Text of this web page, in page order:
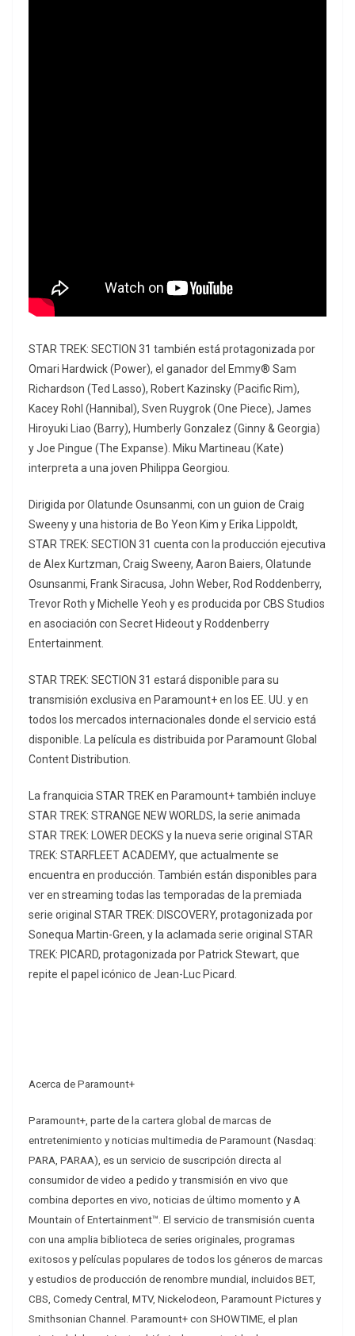
STAR TREK: SECTION 31 también está protagonizada por
Omari Hardwick (Power), el ganador del Emmy® Sam
Richardson (Ted Lasso), Robert Kazinsky (Pacific Rim),
Kacey Rohl (Hannibal), Sven Ruygrok (One Piece), James
Hiroyuki Liao (Barry), Humberly Gonzalez (Ginny & Georgia)
y Joe Pingue (The Expanse). Miku Martineau (Kate)
interpreta a una joven Philippa Georgiou.
Dirigida por Olatunde Osunsanmi, con un guion de Craig
Sweeny y una historia de Bo Yeon Kim y Erika Lippoldt,
STAR TREK: SECTION 31 cuenta con la producción ejecutiva
de Alex Kurtzman, Craig Sweeny, Aaron Baiers, Olatunde
Osunsanmi, Frank Siracusa, John Weber, Rod Roddenberry,
Trevor Roth y Michelle Yeoh y es producida por CBS Studios
en asociación con Secret Hideout y Roddenberry
Entertainment.
STAR TREK: SECTION 31 estará disponible para su
transmisión exclusiva en Paramount+ en los EE. UU. y en
todos los mercados internacionales donde el servicio está
disponible. La película es distribuida por Paramount Global
Content Distribution.
La franquicia STAR TREK en Paramount+ también incluye
STAR TREK: STRANGE NEW WORLDS, la serie animada
STAR TREK: LOWER DECKS y la nueva serie original STAR
TREK: STARFLEET ACADEMY, que actualmente se
encuentra en producción. También están disponibles para
ver en streaming todas las temporadas de la premiada
serie original STAR TREK: DISCOVERY, protagonizada por
Sonequa Martin-Green, y la aclamada serie original STAR
TREK: PICARD, protagonizada por Patrick Stewart, que
repite el papel icónico de Jean-Luc Picard.
Acerca de Paramount+
Paramount+, parte de la cartera global de marcas de
entretenimiento y noticias multimedia de Paramount (Nasdaq:
PARA, PARAA), es un servicio de suscripción directa al
consumidor de video a pedido y transmisión en vivo que
combina deportes en vivo, noticias de último momento y A
Mountain of Entertainment™. El servicio de transmisión cuenta
con una amplia biblioteca de series originales, programas
exitosos y películas populares de todos los géneros de marcas
y estudios de producción de renombre mundial, incluidos BET,
CBS, Comedy Central, MTV, Nickelodeon, Paramount Pictures y
Smithsonian Channel. Paramount+ con SHOWTIME, el plan